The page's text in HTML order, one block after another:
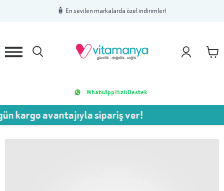
🧴 En sevilen markalarda özel indirimler!
2 3
WhatsApp Hızlı Destek
avantajıyla sipariş ver!